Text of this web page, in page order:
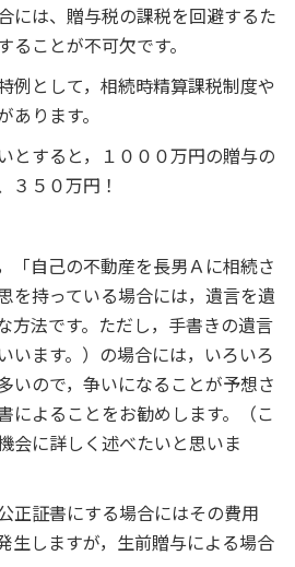
には、贈与税の課税を回避するた
ことが不可欠です。
例として，相続時精算課税制度や
ります。
とすると，１０００万円の贈与の
３５０万円！
「自己の不動産を長男Ａに相続さ
を持っている場合には，遺言を遺
方法です。ただし，手書きの遺言
います。）の場合には，いろいろ
いので，争いになることが予想さ
によることをお勧めします。（こ
会に詳しく述べたいと思いま
正証書にする場合にはその費用
生しますが，生前贈与による場合